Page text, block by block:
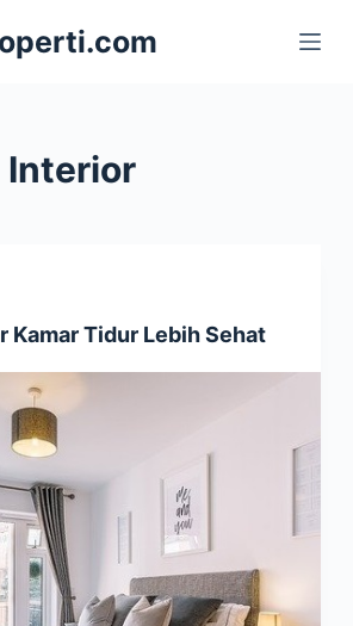
Interior
Kamar Tidur Lebih Sehat